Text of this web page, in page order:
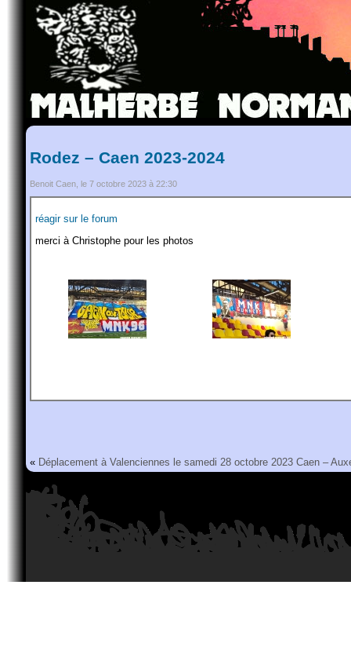
Rodez – Caen 2023-2024
Benoit Caen, le 7 octobre 2023 à 22:30
réagir sur le forum
merci à Christophe pour les photos
« Déplacement à Valenciennes le samedi 28 octobre 2023 Caen –